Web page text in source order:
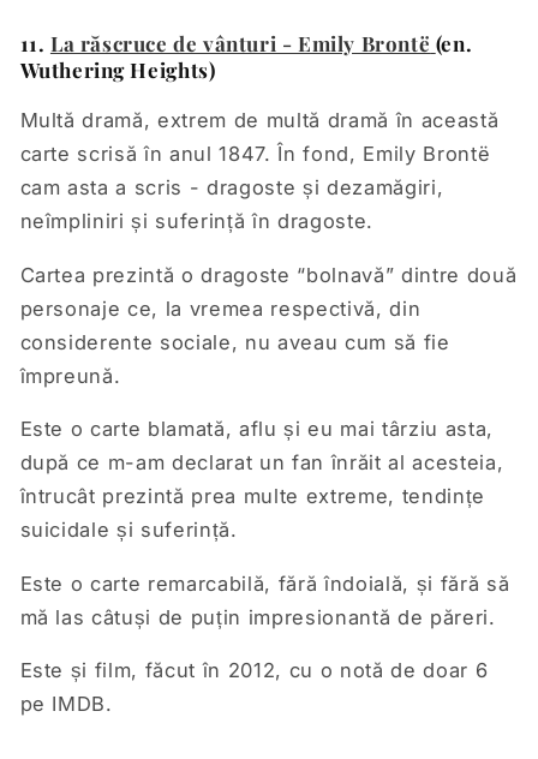
11. La răscruce de vânturi - Emily Brontë (en.
Wuthering Heights)
Multă dramă, extrem de multă dramă în această
carte scrisă în anul 1847. În fond, Emily Brontë
cam asta a scris - dragoste și dezamăgiri,
neîmpliniri și suferință în dragoste.
Cartea prezintă o dragoste “bolnavă” dintre două
personaje ce, la vremea respectivă, din
considerente sociale, nu aveau cum să fie
împreună.
Este o carte blamată, aflu și eu mai târziu asta,
după ce m-am declarat un fan înrăit al acesteia,
întrucât prezintă prea multe extreme, tendințe
suicidale și suferință.
Este o carte remarcabilă, fără îndoială, și fără să
mă las câtuși de puțin impresionantă de păreri.
Este și film, făcut în 2012, cu o notă de doar 6
pe IMDB.